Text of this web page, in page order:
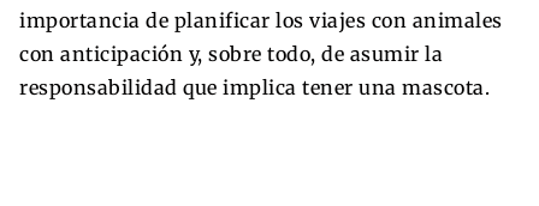
importancia de planificar los viajes con animales
con anticipación y, sobre todo, de asumir la
responsabilidad que implica tener una mascota.